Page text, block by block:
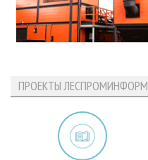
ПРОЕКТЫ ЛЕСПРОМИНФОРМ